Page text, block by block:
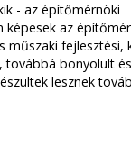
- az építőmérnöki
képesek az
műszaki fejlesztési,
bonyolult
lesznek